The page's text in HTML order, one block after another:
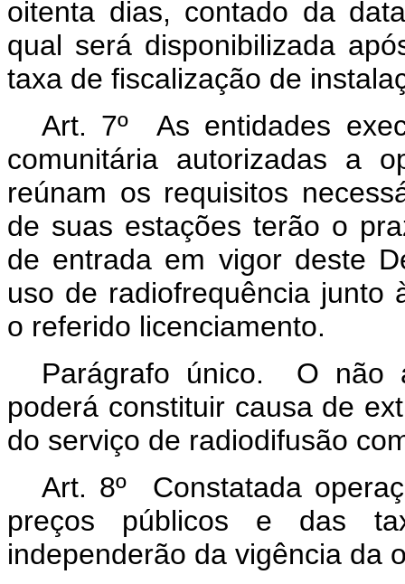
oitenta dias, contado da
qual será disponibilizada
taxa de fiscalização de
Art. 7º As entidades
comunitária autorizadas a
reúnam os requisitos
de suas estações terão o
de entrada em vigor deste
uso de radiofrequência junto
o referido licenciamento.
Parágrafo único. O não
poderá constituir causa de
do serviço de radiodifusão
Art. 8º Constatada
preços públicos e das
independerão da vigência da